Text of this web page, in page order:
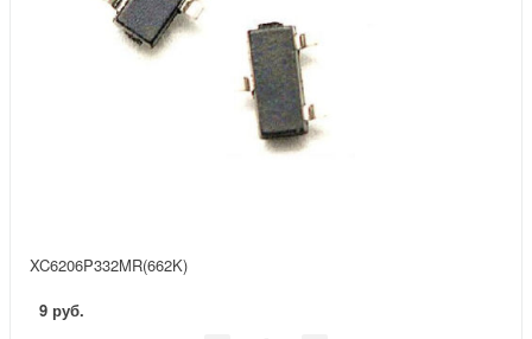
XC6206P332MR(662K)
9 руб.